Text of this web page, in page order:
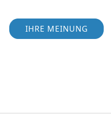
IHRE MEINUNG